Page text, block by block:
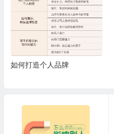
如何打造个人品牌